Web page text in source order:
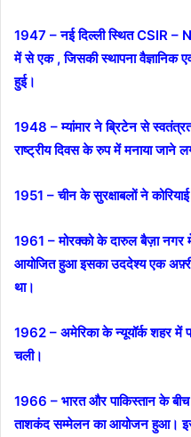
1947 – नई दिल्ली स्थित CSIR –
में से एक , जिसकी स्थापना वैज्ञानिक
हुई।
1948 – म्यांमार ने ब्रिटेन से
राष्ट्रीय दिवस के रुप में मनाया जाने
1951 – चीन के सुरक्षाबलों ने
1961 – मोरक्को के दारुल बैज़ा नगर
आयोजित हुआ इसका उददेश्य एक
था।
1962 – अमेरिका के न्यूयॉर्क शहर में
चली।
1966 – भारत और पाकिस्तान के बीच
ताशकंद सम्मेलन का आयोजन हुआ।